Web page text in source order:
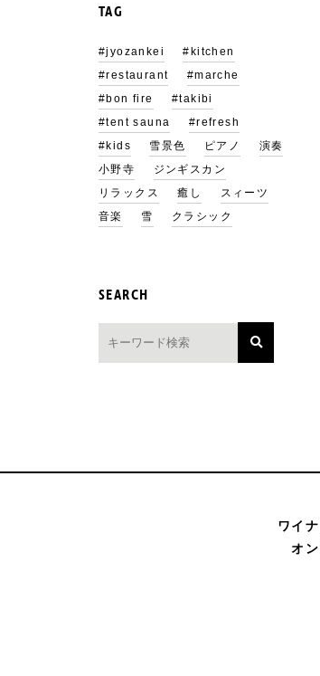
TAG
#jyozankei
#kitchen
#restaurant
#marche
#bon fire
#takibi
#tent sauna
#refresh
#kids
雪景色 ピアノ
演奏
小野寺
ジンギスカン
リラックス
癒し
スィーツ
音楽
雪 クラシック
SEARCH
ワイ
オ